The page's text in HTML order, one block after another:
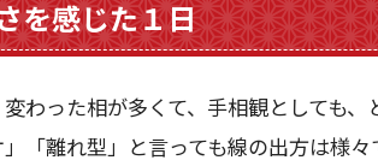
を感じた１日
わった相が多くて、手相観としても
「離れ型」と言っても線の出方は様々